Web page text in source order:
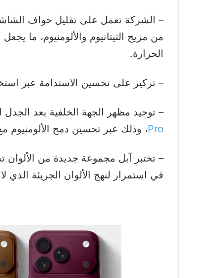
– الشركة تعمل على تقليل حواف
من مزيج التيتانيوم والألومنيوم، ما
الحرارة.
– تركيز على تحسين الاستدامة عبر
– توحيد مظهر الجهة الخلفية بعد الجدل
Pro، وذلك عبر تحسين دمج الألومنيوم
– تختبر آبل مجموعة جديدة من الألوان
في استمرار لنهج الألوان الجريئة